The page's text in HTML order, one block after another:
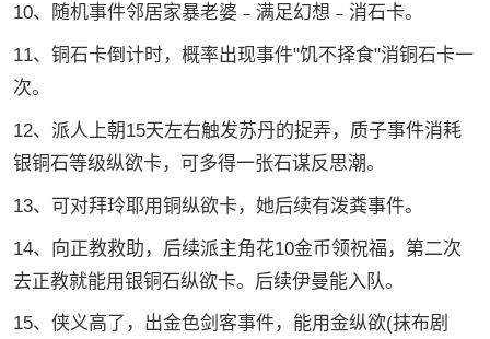
10、随机事件邻居家暴老婆﹣满足幻想﹣消石卡。
11、铜石卡倒计时，概率出现事件"饥不择食"消铜石卡一
次。
12、派人上朝15天左右触发苏丹的捉弄，质子事件消耗
银铜石等级纵欲卡，可多得一张石谋反思潮。
13、可对拜玲耶用铜纵欲卡，她后续有泼粪事件。
14、向正教救助，后续派主角花10金币领祝福，第二次
去正教就能用银铜石纵欲卡。后续伊曼能入队。
15、侠义高了，出金色剑客事件，能用金纵欲(抹布剧